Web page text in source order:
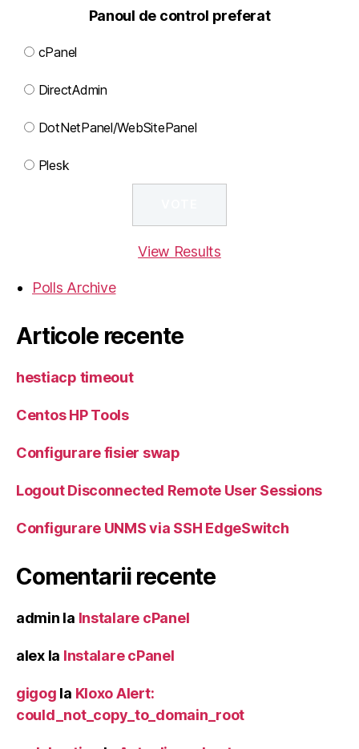
Panoul de control preferat
cPanel
DirectAdmin
DotNetPanel/WebSitePanel
Plesk
View Results
Polls Archive
Articole recente
hestiacp timeout
Centos HP Tools
Configurare fisier swap
Logout Disconnected Remote User Sessions
Configurare UNMS via SSH EdgeSwitch
Comentarii recente
admin la Instalare cPanel
alexla Instalare cPanel
gigog la Kloxo Alert:
could_not_copy_to_domain_root